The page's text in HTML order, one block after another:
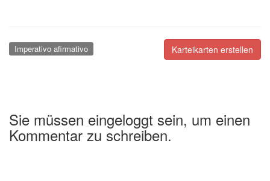
Karteikarten erstellen
Imperativo afirmativo
Sie müssen eingeloggt sein, um einen
Kommentar zu schreiben.